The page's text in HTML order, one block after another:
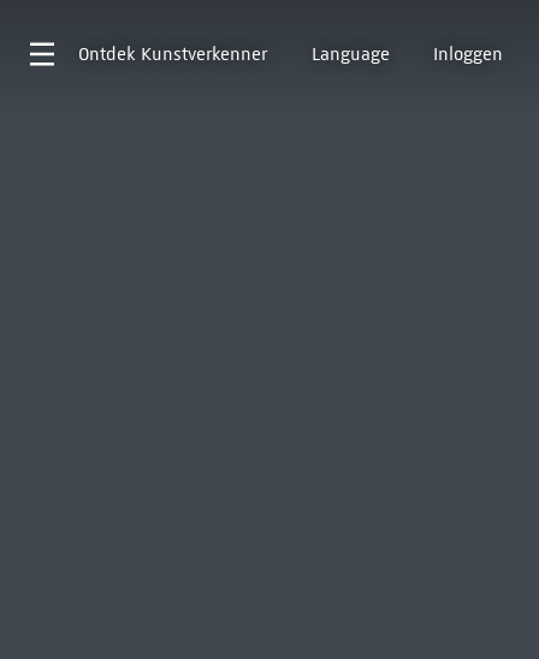
Ontdek Kunstverkenner Language Inloggen